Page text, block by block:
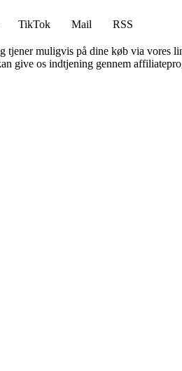
TikTok Mail
RSS
tjener muligvis på dine køb via vores
give os indtjening gennem